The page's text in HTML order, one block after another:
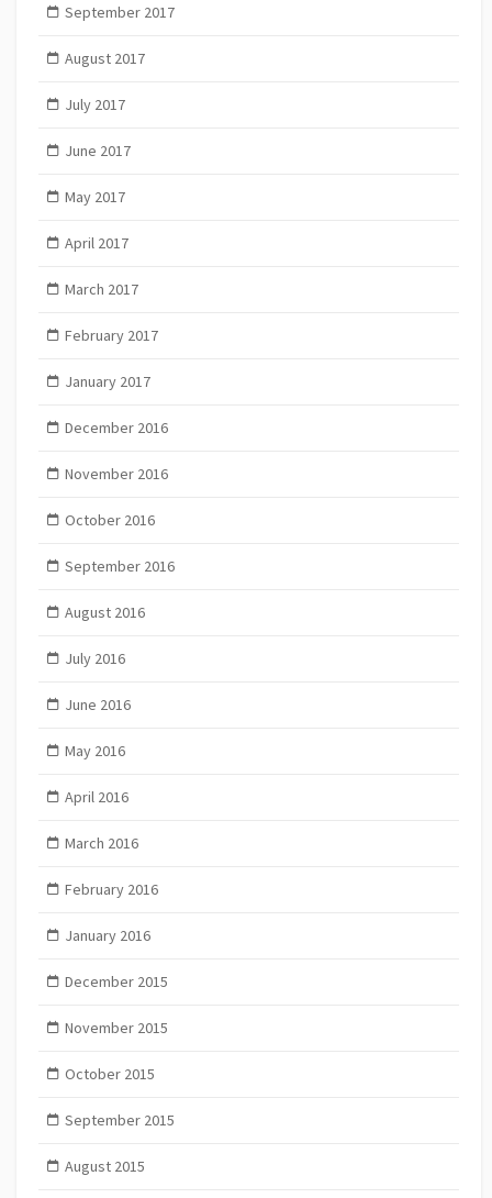
September 2017
August 2017
July 2017
June 2017
May 2017
April 2017
March 2017
February 2017
January 2017
December 2016
November 2016
October 2016
September 2016
August 2016
July 2016
June 2016
May 2016
April 2016
March 2016
February 2016
January 2016
December 2015
November 2015
October 2015
September 2015
August 2015